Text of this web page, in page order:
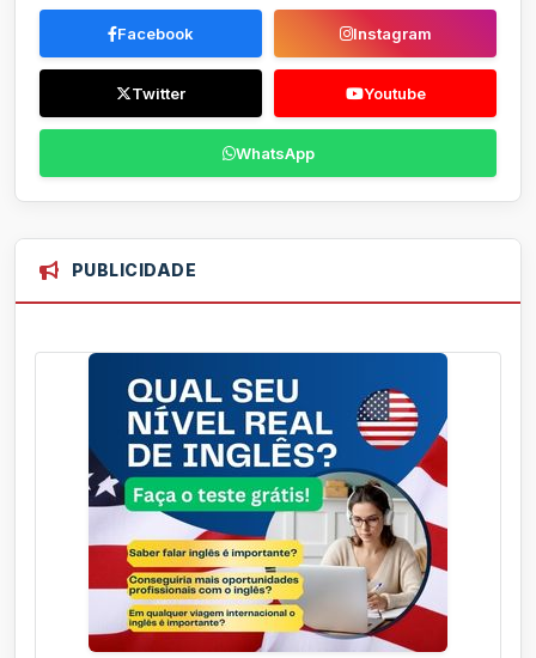
Facebook Instagram
Twitter Youtube
WhatsApp
PUBLICIDADE